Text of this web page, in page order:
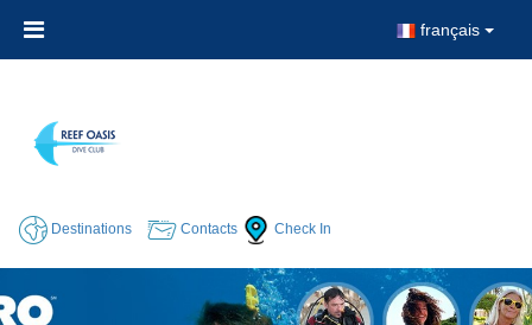
français
Destinations Contacts Check In